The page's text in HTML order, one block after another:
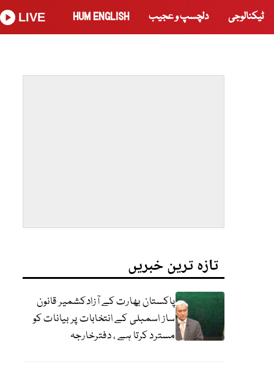
ٹیکنالوجی دلچسپ و عجیب HUM ENGLISH
LIVE
تازہ ترین خبریں
پاکستان بھارت کے آزادکشمیر قانون
ساز اسمبلی کے انتخابات پر بیانات کو
مسترد کرتا ہے ، دفترخارجہ